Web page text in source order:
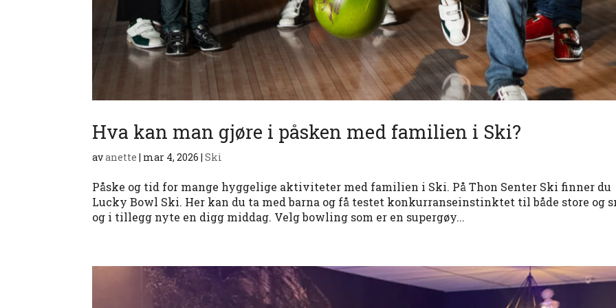
Hva kan man gjøre i påsken med familien i Ski?
avanette | mar 4, 2026 |Ski
Påske og tid for mange hyggelige aktiviteter med familien i Ski. På Thon Senter Ski finner du
Lucky Bowl Ski. Her kan du ta med barna og få testet konkurranseinstinktet til både store og
og i tillegg nyte en digg middag. Velg bowling som er en supergøy...